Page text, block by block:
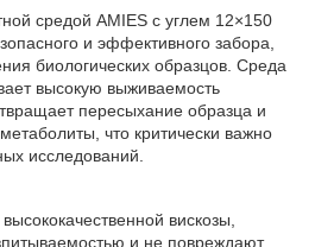
средой AMIES с углем 12×150
и эффективного забора,
биологических образцов. Среда
высокую выживаемость
пересыхание образца и
что критически важно
исследований.
вискозы,
и не повреждают